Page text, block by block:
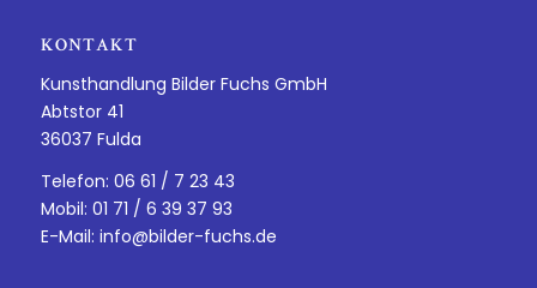
KONTAKT
Kunsthandlung Bilder Fuchs GmbH
Abtstor 41
36037 Fulda
Telefon: 06 61 / 7 23 43
Mobil: 01 71 / 6 39 37 93
E-Mail: info@bilder-fuchs.de